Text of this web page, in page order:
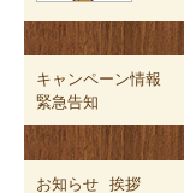
キャンペーン情報
緊急告知
お知らせ 挨拶